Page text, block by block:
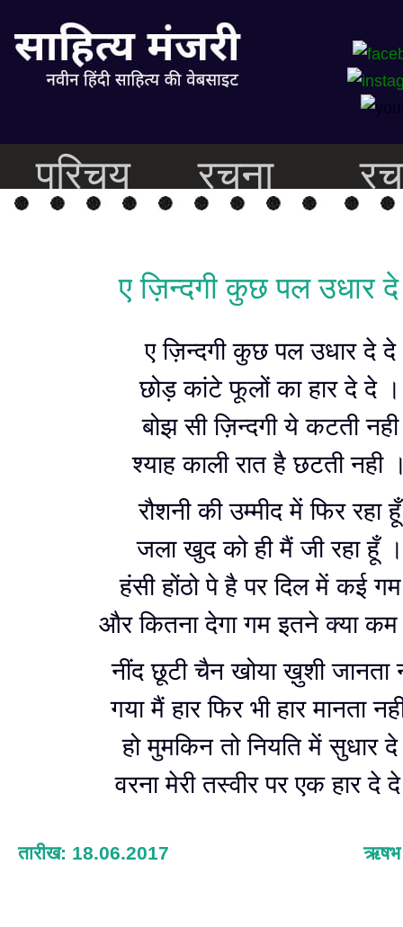
परिचय रचना
ए ज़िन्दगी कुछ पल उधार
ए ज़िन्दगी कुछ पल उधार दे दे
छोड़ कांटे फूलों का हार दे दे ।
बोझ सी ज़िन्दगी ये कटती नही
श्याह काली रात है छटती नही
रौशनी की उम्मीद में फिर रहा हूँ
जला खुद को ही मैं जी रहा हूँ ।
हंसी होंठो पे है पर दिल में कई
और कितना देगा गम इतने क्या
नींद छूटी चैन खोया ख़ुशी जानता
गया मैं हार फिर भी हार मानता
हो मुमकिन तो नियति में सुधार
वरना मेरी तस्वीर पर एक हार दे
तारीख: 18.06.2017 ऋषभ